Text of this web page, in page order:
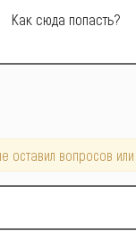
Как сюда попасть?
оставил вопросов